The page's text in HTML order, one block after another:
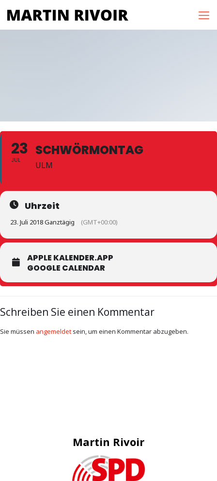
23
JUL
SCHWÖRMONTAG
ULM
Uhrzeit
23. Juli 2018 Ganztägig (GMT+00:00)
APPLE KALENDER.APP
GOOGLE CALENDAR
Schreiben Sie einen Kommentar
Sie müssen angemeldet sein, um einen Kommentar abzugeben.
Martin Rivoir